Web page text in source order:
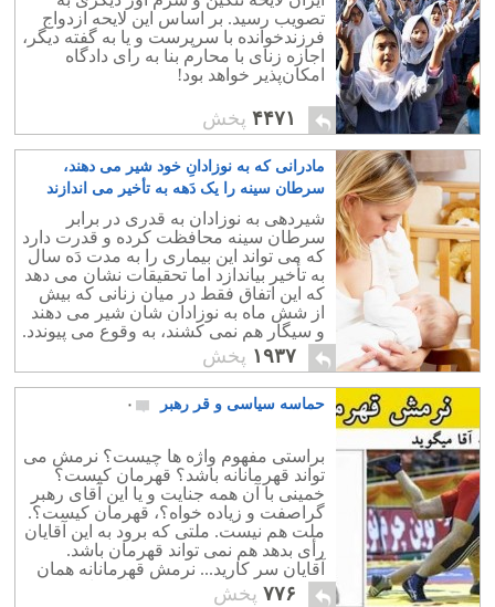
تصویب رسید. بر اساس این لایحه‌ ازدواج
فرزندخوانده با سرپرست و یا به گفته دیگر،
اجازه زنای با محارم بنا به رای دادگاه
امکان‌پذیر خواهد بود!
۴۴۷۱ پخش
مادرانی که به نوزادانِ خود شیر می دهند،
سرطان سینه را یک دَهه به تأخیر می اندازند
شیردهی به نوزادان به قدری در برابر
سرطان سینه محافظت کرده و قدرت دارد
که می تواند این بیماری را به مدت دَه سال
به تأخیر بیاندازد اما تحقیقات نشان می دهد
که این اتفاق فقط در میان زنانی که بیش
از شش ماه به نوزادان شان شیر می دهند
و سیگار هم نمی کشند، به وقوع می پیوندد.
۱۹۳۷ پخش
حماسه سیاسی و قر رهبر ۰
براستی مفهوم واژه ها چیست؟ نرمش می
تواند قهرمانانه باشد؟ قهرمان کیست؟
خمینی با آن همه جنایت و یا این آقای رهبر
گراصفت و زیاده خواه؟، قهرمان کیست؟.
ملت هم نیست. ملتی که برود به این آقایان
رأی بدهد هم نمی تواند قهرمان باشد.
آقایان سر کارید... نرمش قهرمانانه همان
"شکست پروژه بمب هسته ای " است.
۷۷۶ پخش